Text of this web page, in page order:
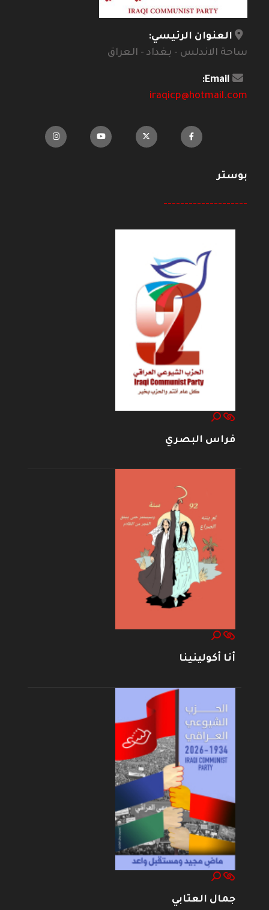
العنوان الرئيسي:
ساحة الاندلس - بغداد - العراق
Email:
iraqicp@hotmail.com
بوستر
--------------------
فراس البصري
أنا أكولينينا
جمال العتابي